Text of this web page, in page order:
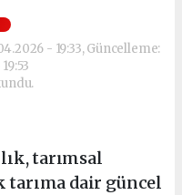
- 19:33, Güncelleme:
tarımsal
dair güncel